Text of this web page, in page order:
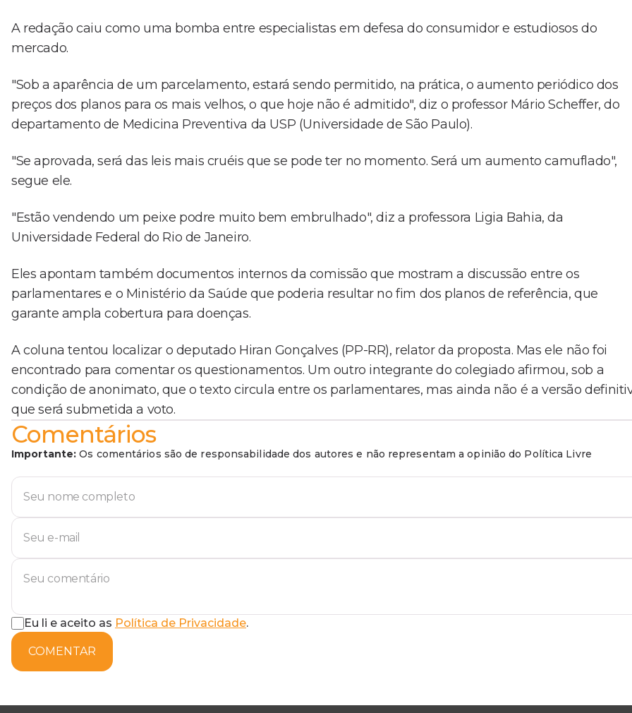
A redação caiu como uma bomba entre especialistas em defesa do consumidor e estudiosos do
mercado.
"Sob a aparência de um parcelamento, estará sendo permitido, na prática, o aumento periódico dos
preços dos planos para os mais velhos, o que hoje não é admitido", diz o professor Mário Scheffer, do
departamento de Medicina Preventiva da USP (Universidade de São Paulo).
"Se aprovada, será das leis mais cruéis que se pode ter no momento. Será um aumento camuflado",
segue ele.
"Estão vendendo um peixe podre muito bem embrulhado", diz a professora Ligia Bahia, da
Universidade Federal do Rio de Janeiro.
Eles apontam também documentos internos da comissão que mostram a discussão entre os
parlamentares e o Ministério da Saúde que poderia resultar no fim dos planos de referência, que
garante ampla cobertura para doenças.
A coluna tentou localizar o deputado Hiran Gonçalves (PP-RR), relator da proposta. Mas ele não foi
encontrado para comentar os questionamentos. Um outro integrante do colegiado afirmou, sob a
condição de anonimato, que o texto circula entre os parlamentares, mas ainda não é a versão
que será submetida a voto.
Comentários
Importante: Os comentários são de responsabilidade dos autores e não representam a opinião do Política Livre
Eu li e aceito as Política de Privacidade.
COMENTAR